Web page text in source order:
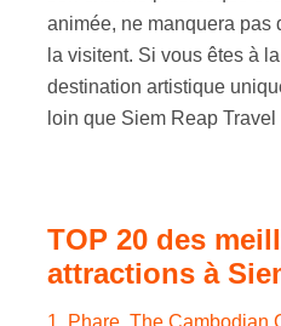
animée, ne manquera pas
la visitent. Si vous êtes à
destination artistique
loin que Siem Reap
TOP 20 des
attractions à
1. Phare. The Cambodian